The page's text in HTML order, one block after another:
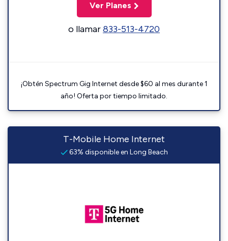
Ver Planes
o llamar833-513-4720
¡Obtén Spectrum Gig Internet desde $60 al mes durante 1
año! Oferta por tiempo limitado.
T-Mobile Home Internet
63% disponible en Long Beach